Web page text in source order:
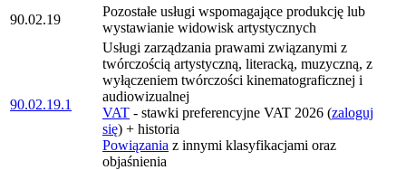
90.02.19
Pozostałe usługi wspomagające produkcję lub
wystawianie widowisk artystycznych
90.02.19.1
Usługi zarządzania prawami związanymi z
twórczością artystyczną, literacką, muzyczną, z
wyłączeniem twórczości kinematograficznej i
audiowizualnej
VAT - stawki preferencyjne VAT 2026 (zaloguj
się) + historia
Powiązania z innymi klasyfikacjami oraz
objaśnienia